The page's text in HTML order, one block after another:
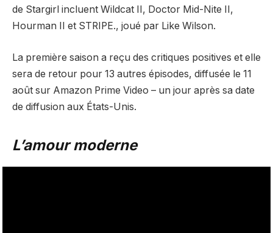
de Stargirl incluent Wildcat II, Doctor Mid-Nite II,
Hourman II et STRIPE., joué par Like Wilson.
La première saison a reçu des critiques positives et elle
sera de retour pour 13 autres épisodes, diffusée le 11
août sur Amazon Prime Video – un jour après sa date
de diffusion aux États-Unis.
L’amour moderne